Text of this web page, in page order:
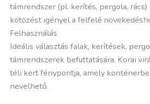
támrendszer (pl. kerítés, pergola,
kötözést igényel a felfelé
Felhasználás
Ideális választás falak, kerítések,
támrendszerek befuttatására. Korai
téli kert fénypontja, amely
nevelhető.